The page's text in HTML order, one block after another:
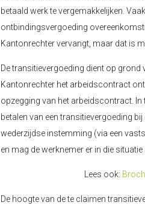
betaald werk te vergemakkelijken.
ontbindingsvergoeding
Kantonrechter vervangt, maar dat is
De transitievergoeding dient op grond
Kantonrechter het arbeidscontract
opzegging van het arbeidscontract.
betalen van een transitievergoeding
wederzijdse instemming (via een
en mag de werknemer er in die
Lees ook:
De hoogte van de te claimen